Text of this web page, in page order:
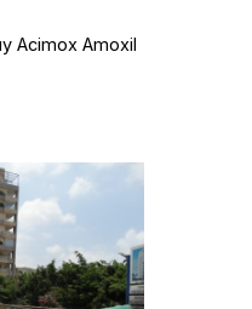
Acimox Amoxil